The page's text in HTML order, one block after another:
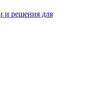
и решения для